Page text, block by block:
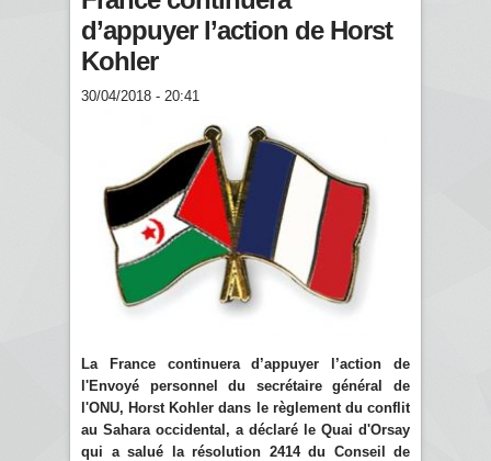
d’appuyer l’action de Horst
Kohler
30/04/2018 - 20:41
La France continuera d’appuyer l’action de
l'Envoyé personnel du secrétaire général de
l'ONU, Horst Kohler dans le règlement du conflit
au Sahara occidental, a déclaré le Quai d'Orsay
qui a salué la résolution 2414 du Conseil de